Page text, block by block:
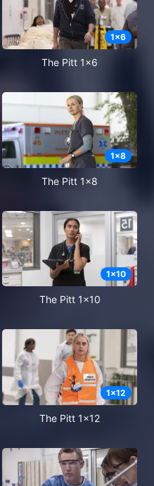
1x6
The Pitt 1x6
1x8
The Pitt 1x8
1x10
The Pitt 1x10
1x12
The Pitt 1x12